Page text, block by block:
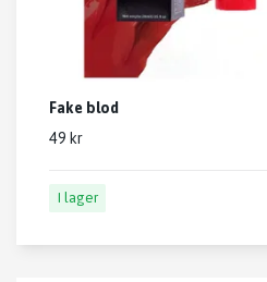
Fake blod
49 kr
I lager